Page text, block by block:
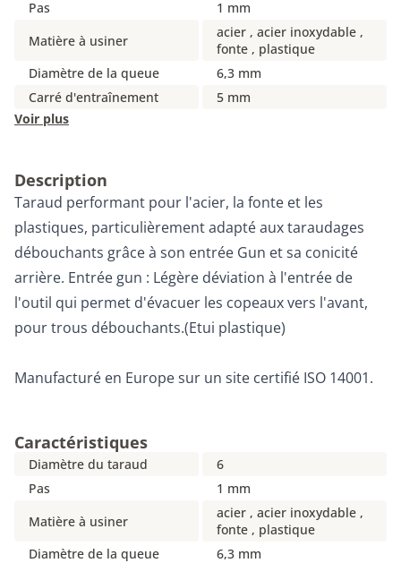
Pas
1 mm
Matière à usiner
acier , acier inoxydable ,
fonte , plastique
Diamètre de la queue
6,3 mm
Carré d'entraînement
5 mm
Voir plus
Description
Taraud performant pour l'acier, la fonte et les
plastiques, particulièrement adapté aux taraudages
débouchants grâce à son entrée Gun et sa conicité
arrière. Entrée gun : Légère déviation à l'entrée de
l'outil qui permet d'évacuer les copeaux vers l'avant,
pour trous débouchants.(Etui plastique)
Manufacturé en Europe sur un site certifié ISO 14001.
Caractéristiques
Diamètre du taraud
6
Pas
1 mm
Matière à usiner
acier , acier inoxydable ,
fonte , plastique
Diamètre de la queue
6,3 mm